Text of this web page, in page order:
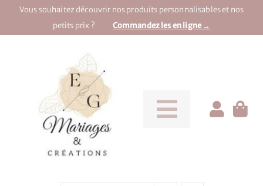
Passer
contenu
Vous souhaitez découvrir nos produits personnalisables et nos
petits prix ?
Commandez les en ligne →
Toggle
Pour la mariée